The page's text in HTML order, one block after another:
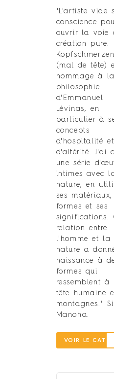
"L'artiste vide
conscience
ouvrir la voie
création pure.
Kopfschmerzen
(mal de tête)
hommage à la
philosophie
d'Emmanuel
Lévinas, en
particulier à
concepts
d'hospitalité et
d'altérité. J'ai
une série
intimes avec
nature, en
ses matériaux,
formes et ses
significations.
relation entre
l'homme et la
nature a
naissance à
formes qui
ressemblent à
tête humaine
montagnes."
Manoha.
VOIR LE